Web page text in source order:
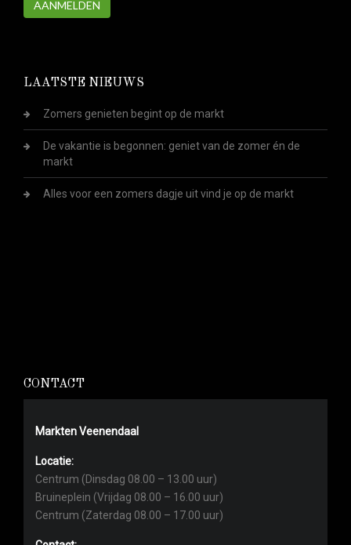
AANMELDEN
LAATSTE NIEUWS
Zomers genieten begint op de markt
De vakantie is begonnen: geniet van de zomer én de
markt
Alles voor een zomers dagje uit vind je op de markt
CONTACT
Markten Veenendaal
Locatie:
Centrum (Dinsdag 08.00 – 13.00 uur)
Bruineplein (Vrijdag 08.00 – 16.00 uur)
Centrum (Zaterdag 08.00 – 17.00 uur)